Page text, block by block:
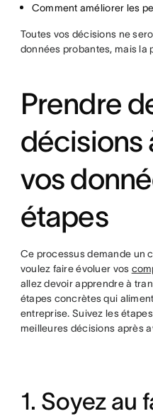
Comment améliorer les
Toutes vos décisions ne
données probantes, mais la
Prendre
décisions
vos
étapes
Ce processus demande un
voulez faire évoluer vos
allez devoir apprendre à
étapes concrètes qui
entreprise. Suivez les
meilleures décisions après
1. Soyez au